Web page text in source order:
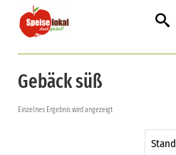
Gebäck süß
Einzelnes Ergebnis wird angezeigt